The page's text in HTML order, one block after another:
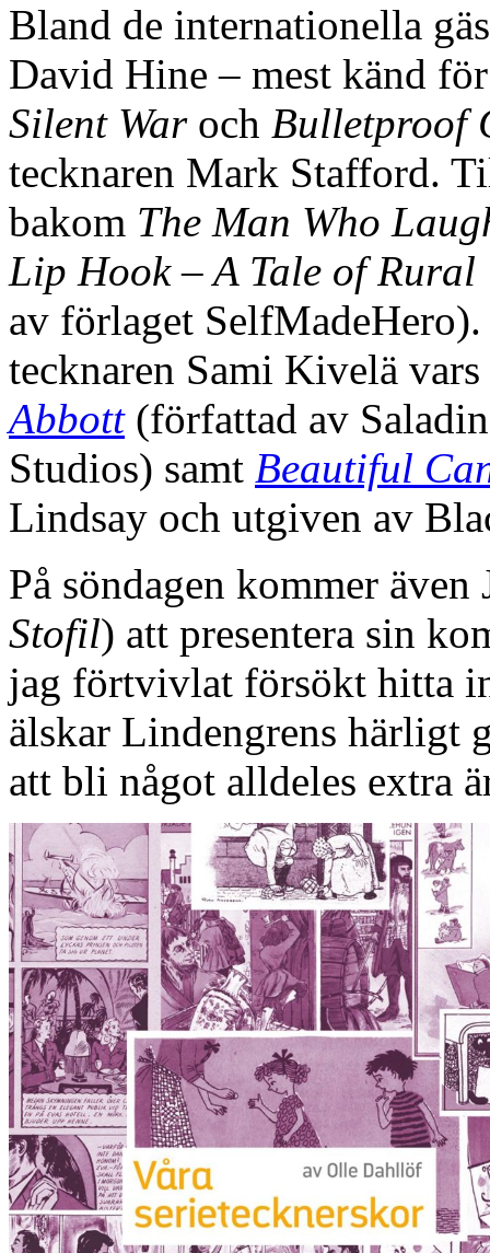
Bland de internationella
David Hine – mest känd
Silent Waroch Bulletproof
tecknaren Mark Stafford.
bakom The Man Who
Lip Hook – A Tale of Rural
av förlaget
tecknaren Sami Kivelä
Abbott(författad av
Studios) samt Beautiful
Lindsay och utgiven av
På söndagen kommer
Stofil) att presentera sin
jag förtvivlat försökt hitta
älskar Lindengrens härligt
att bli något alldeles extra